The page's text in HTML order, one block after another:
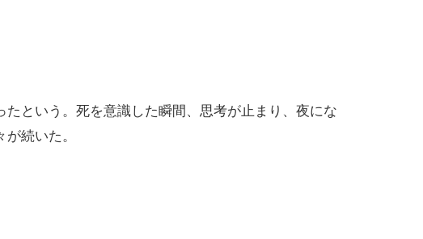
という。死を意識した瞬間、思考が止まり、夜にな
続いた。